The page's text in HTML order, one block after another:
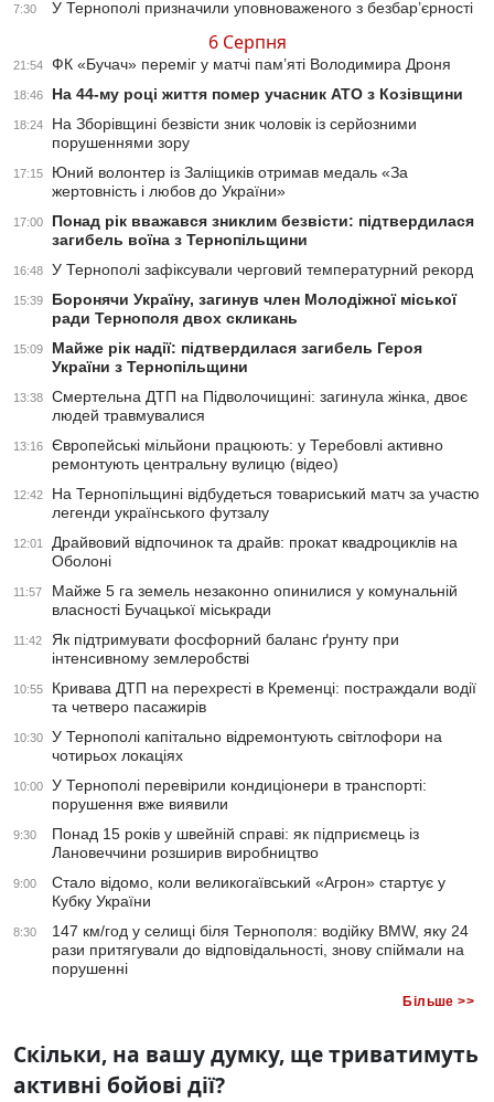
7:30 У Тернополі призначили уповноваженого з безбар’єрності
6 Серпня
21:54 ФК «Бучач» переміг у матчі пам’яті Володимира Дроня
18:46 На 44-му році життя помер учасник АТО з Козівщини
18:24
На Зборівщині безвісти зник чоловік із серйозними
порушеннями зору
17:15
Юний волонтер із Заліщиків отримав медаль «За
жертовність і любов до України»
17:00
Понад рік вважався зниклим безвісти: підтвердилася
загибель воїна з Тернопільщини
16:48 У Тернополі зафіксували черговий температурний рекорд
15:39
Боронячи Україну, загинув член Молодіжної міської
ради Тернополя двох скликань
15:09
Майже рік надії: підтвердилася загибель Героя
України з Тернопільщини
13:38
Смертельна ДТП на Підволочищині: загинула жінка, двоє
людей травмувалися
13:16
Європейські мільйони працюють: у Теребовлі активно
ремонтують центральну вулицю (відео)
12:42
На Тернопільщині відбудеться товариський матч за участю
легенди українського футзалу
12:01
Драйвовий відпочинок та драйв: прокат квадроциклів на
Оболоні
11:57
Майже 5 га земель незаконно опинилися у комунальній
власності Бучацької міськради
11:42
Як підтримувати фосфорний баланс ґрунту при
інтенсивному землеробстві
10:55
Кривава ДТП на перехресті в Кременці: постраждали водії
та четверо пасажирів
10:30
У Тернополі капітально відремонтують світлофори на
чотирьох локаціях
10:00
У Тернополі перевірили кондиціонери в транспорті:
порушення вже виявили
9:30
Понад 15 років у швейній справі: як підприємець із
Лановеччини розширив виробництво
9:00
Стало відомо, коли великогаївський «Агрон» стартує у
Кубку України
8:30
147 км/год у селищі біля Тернополя: водійку BMW, яку 24
рази притягували до відповідальності, знову спіймали на
порушенні
Більше >>
Скільки, на вашу думку, ще триватимуть
активні бойові дії?